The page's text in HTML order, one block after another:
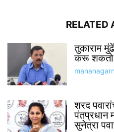
RELATED
तुकाराम
करू शकतो,
शरद
पंतप्रधान
सुनेत्रा